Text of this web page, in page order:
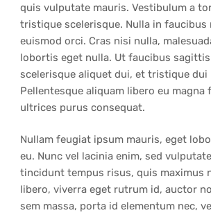
quis vulputate mauris. Vestibulum a
tristique scelerisque. Nulla in faucibus
euismod orci. Cras nisi nulla,
lobortis eget nulla. Ut faucibus
scelerisque aliquet dui, et tristique dui
Pellentesque aliquam libero eu magna
ultrices purus consequat.
Nullam feugiat ipsum mauris, eget
eu. Nunc vel lacinia enim, sed
tincidunt tempus risus, quis maximus
libero, viverra eget rutrum id, auctor
sem massa, porta id elementum nec,